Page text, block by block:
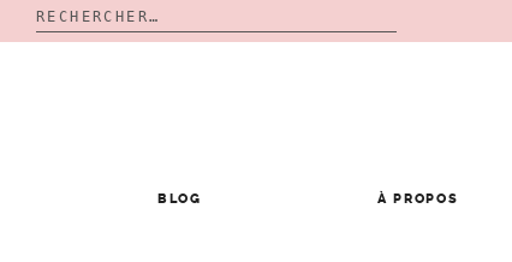
Rechercher :
BLOG À PROPOS